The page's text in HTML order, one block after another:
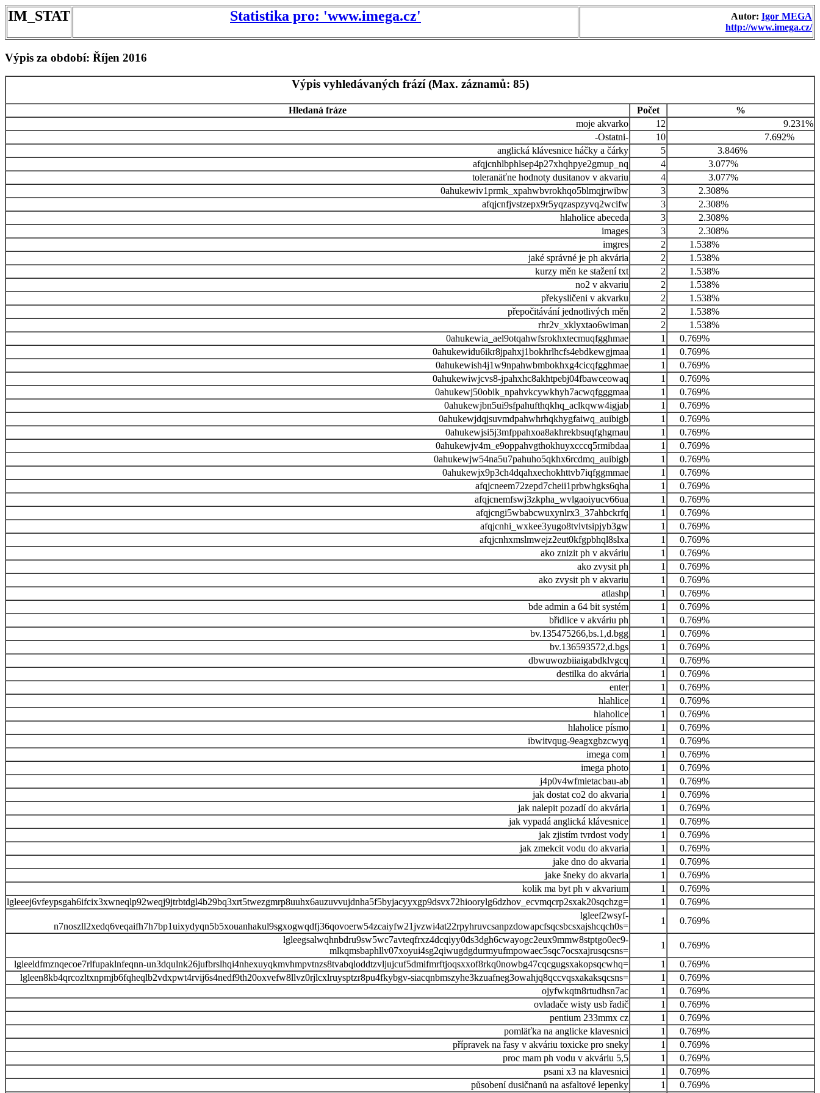
IM_STAT Statistika pro: 'www.imega.cz' Autor: Igor MEGA
http://www.imega.cz/
Výpis za období: Říjen 2016
Výpis vyhledávaných frází (Max. záznamů: 85)
Hledaná fráze Počet
%
moje akvarko
12
9.231%
-Ostatni-
10
7.692%
anglická klávesnice háčky a čárky
5
3.846%
afqjcnhlbphlsep4p27xhqhpye2gmup_nq
4
3.077%
toleranäťne hodnoty dusitanov v akvariu
4
3.077%
0ahukewiv1prmk_xpahwbvrokhqo5blmqjrwibw
3
2.308%
afqjcnfjvstzepx9r5yqzaspzyvq2wcifw
3
2.308%
hlaholice abeceda
3
2.308%
images
3
2.308%
imgres
2
1.538%
jaké správné je ph akvária
2
1.538%
kurzy měn ke stažení txt
2
1.538%
no2 v akvariu
2
1.538%
překysličeni v akvarku
2
1.538%
přepočitávání jednotlivých měn
2
1.538%
rhr2v_xklyxtao6wiman
2
1.538%
0ahukewia_ael9otqahwfsrokhxtecmuqfgghmae
1
0.769%
0ahukewidu6ikr8jpahxj1bokhrlhcfs4ebdkewgjmaa
1
0.769%
0ahukewish4j1w9npahwbmbokhxg4cicqfgghmae
1
0.769%
0ahukewiwjcvs8-jpahxhc8akhtpebj04fbawceowaq
1
0.769%
0ahukewj50obik_npahvkcywkhyh7acwqfgggmaa
1
0.769%
0ahukewjbn5ui9sfpahufthqkhq_aclkqww4igjab
1
0.769%
0ahukewjdqjsuvmdpahwhrhqkhygfaiwq_auibigb
1
0.769%
0ahukewjsi5j3mfppahxoa8akhrekbsuqfghgmau
1
0.769%
0ahukewjv4m_e9oppahvgthokhuyxcccq5rmibdaa
1
0.769%
0ahukewjw54na5u7pahuho5qkhx6rcdmq_auibigb
1
0.769%
0ahukewjx9p3ch4dqahxechokhttvb7iqfggmmae
1
0.769%
afqjcneem72zepd7cheii1prbwhgks6qha
1
0.769%
afqjcnemfswj3zkpha_wvlgaoiyucv66ua
1
0.769%
afqjcngi5wbabcwuxynlrx3_37ahbckrfq
1
0.769%
afqjcnhi_wxkee3yugo8tvlvtsipjyb3gw
1
0.769%
afqjcnhxmslmwejz2eut0kfgpbhql8slxa
1
0.769%
ako znizit ph v akváriu
1
0.769%
ako zvysit ph
1
0.769%
ako zvysit ph v akvariu
1
0.769%
atlashp
1
0.769%
bde admin a 64 bit systém
1
0.769%
břidlice v akváriu ph
1
0.769%
bv.135475266,bs.1,d.bgg
1
0.769%
bv.136593572,d.bgs
1
0.769%
dbwuwozbiiaigabdklvgcq
1
0.769%
destilka do akvária
1
0.769%
enter
1
0.769%
hlahlice
1
0.769%
hlaholice
1
0.769%
hlaholice písmo
1
0.769%
ibwitvqug-9eagxgbzcwyq
1
0.769%
imega com
1
0.769%
imega photo
1
0.769%
j4p0v4wfmietacbau-ab
1
0.769%
jak dostat co2 do akvaria
1
0.769%
jak nalepit pozadí do akvária
1
0.769%
jak vypadá anglická klávesnice
1
0.769%
jak zjistím tvrdost vody
1
0.769%
jak zmekcit vodu do akvaria
1
0.769%
jake dno do akvaria
1
0.769%
jake šneky do akvaria
1
0.769%
kolik ma byt ph v akvarium
1
0.769%
lgleeej6vfeypsgah6ifcix3xwneqlp92weqj9jtrbtdgl4b29bq3xrt5twezgmrp8uuhx6auzuvvujdnha5f5byjacyyxgp9dsvx72hioorylg6dzhov_ecvmqcrp2sxak20sqchzg=
1
0.769%
lgleef2wsyf-
n7noszll2xedq6veqaifh7h7bp1uixydyqn5b5xouanhakul9sgxogwqdfj36qovoerw54zcaiyfw21jvzwi4at22rpyhruvcsanpzdowapcfsqcsbcsxajshcqch0s=
1
0.769%
lgleegsalwqhnbdru9sw5wc7avteqfrxz4dcqiyy0ds3dgh6cwayogc2eux9mmw8stptgo0ec9-
mlkqmsbaphllv07xoyui4sg2qiwugdgdurmyufmpowaec5sqc7ocsxajrusqcsns=
1
0.769%
lgleeldfmznqecoe7rlfupaklnfeqnn-un3dqulnk26jufbrslhqi4nhexuyqkmvhmpvtnzs8tvabqloddtzvljujcuf5dmifmrftjoqsxxof8rkq0nowbg47cqcgugsxakopsqcwhq=
1
0.769%
lgleen8kb4qrcozltxnpmjb6fqheqlb2vdxpwt4rvij6s4nedf9th20oxvefw8llvz0rjlcxlruysptzr8pu4fkybgv-siacqnbmszyhe3kzuafneg3owahjq8qccvqsxakaksqcsns=
1
0.769%
ojyfwkqtn8rtudhsn7ac
1
0.769%
ovladače wisty usb řadič
1
0.769%
pentium 233mmx cz
1
0.769%
pomläťka na anglicke klavesnici
1
0.769%
přípravek na řasy v akváriu toxicke pro sneky
1
0.769%
proc mam ph vodu v akváriu 5,5
1
0.769%
psani x3 na klavesnici
1
0.769%
působení dusičnanů na asfaltové lepenky
1 0.769%